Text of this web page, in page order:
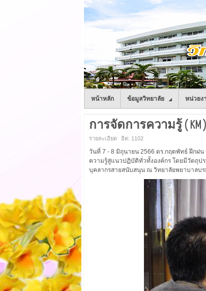
หน้าหลัก ข้อมูลวิทยาลัย หน่วยง
การจัดการความรู้ ( KM
รายละเอียด ฮิต: 1102
วันที่ 7 - 8 มิถุนายน 2566 ดร.กฤตพัทธ์ ฝึกฝน
ความรู้สู่แนวปฏิบัติทั่วทั้งองค์กร โดยมีวัตถุป
บุคลากรสายสนับสนุน ณ วิทยาลัยพยาบาลบร